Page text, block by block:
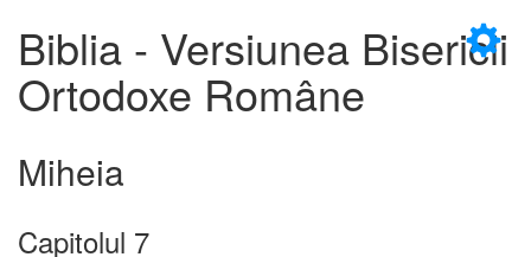
×
Biblia - Versiunea Bisericii
Ortodoxe Române
Miheia
Capitolul 7